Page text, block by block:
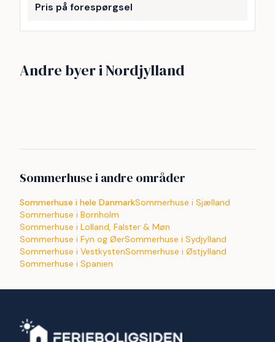
Pris på forespørgsel
Andre byer i Nordjylland
21 17
Blokhus Strand Als Odde Strand
Sommerhuse i andre områder
Sommerhuse i hele DanmarkSommerhuse i Sjælland
Sommerhuse i Bornholm
Sommerhuse i Lolland, Falster & Møn
Sommerhuse i Fyn og ØerSommerhuse i Sydjylland
Sommerhuse i VestkystenSommerhuse i Østjylland
Sommerhuse i Spanien